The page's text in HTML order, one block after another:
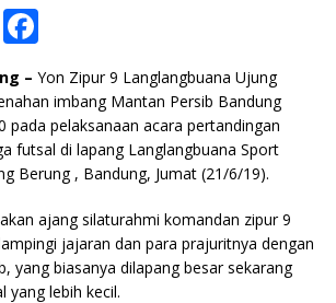
T
el
m
a
c
e
b
o
k
– Yon Zipur 9 Langlangbuana Ujung
imbang Mantan Persib Bandung
pada pelaksanaan acara pertandingan
futsal di lapang Langlangbuana Sport
Berung , Bandung, Jumat (21/6/19).
ajang silaturahmi komandan zipur 9
jajaran dan para prajuritnya dengan
yang biasanya dilapang besar sekarang
yang lebih kecil.